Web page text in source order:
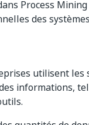
Process
des
utilisent
informations,